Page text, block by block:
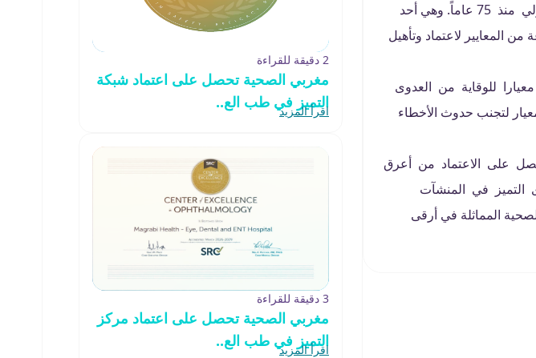
تُعنى الهيئة الدولية لاعتماد المستشفيات بتحسين و جودة الرعاية الصحية في المجتمع الدولي منذ 75 عاماً. وهي أحد
المعايير لاعتماد وتأهيل
للحصول على اعتماد هيئة (JCI) لابد من استيفاء كل هذه المعايير والتي تشمل أكثر من 150 معيارا للوقاية من العدوى
وما يزيد عن 25 معيار لتفادى إجراء الجراحة الخطأ . وما يزيد عن 135 معيار لتجنب حدوث الأخطاء
طبية لتحصل على الاعتماد من أعرق
التميز في المنشآت
المماثلة في أرقى
2 دقيقة للقراءة
مغربي الصحية تحصل على اعتماد شبكة
التميز في طب الع..
اقرأ المزيد
3 دقيقة للقراءة
مغربي الصحية تحصل على اعتماد مركز
التميز في طب الع..
اقرأ المزيد